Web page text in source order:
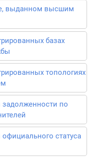
выданном высшим
базах
топологиях
по
статуса